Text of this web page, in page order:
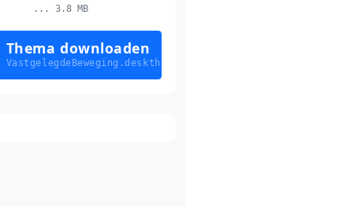
... 3.8 MB
Thema downloaden
VastgelegdeBeweging.deskthemepack